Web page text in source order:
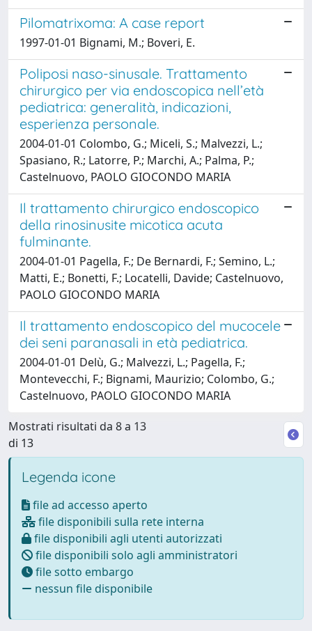
Pilomatrixoma: A case report
1997-01-01 Bignami, M.; Boveri, E.
Poliposi naso-sinusale. Trattamento
chirurgico per via endoscopica nell’età
pediatrica: generalità, indicazioni,
esperienza personale.
2004-01-01 Colombo, G.; Miceli, S.; Malvezzi, L.;
Spasiano, R.; Latorre, P.; Marchi, A.; Palma, P.;
Castelnuovo, PAOLO GIOCONDO MARIA
Il trattamento chirurgico endoscopico
della rinosinusite micotica acuta
fulminante.
2004-01-01 Pagella, F.; De Bernardi, F.; Semino, L.;
Matti, E.; Bonetti, F.; Locatelli, Davide; Castelnuovo,
PAOLO GIOCONDO MARIA
Il trattamento endoscopico del mucocele
dei seni paranasali in età pediatrica.
2004-01-01 Delù, G.; Malvezzi, L.; Pagella, F.;
Montevecchi, F.; Bignami, Maurizio; Colombo, G.;
Castelnuovo, PAOLO GIOCONDO MARIA
Mostrati risultati da 8 a 13
di 13
Legenda icone
file ad accesso aperto
file disponibili sulla rete interna
file disponibili agli utenti autorizzati
file disponibili solo agli amministratori
file sotto embargo
nessun file disponibile